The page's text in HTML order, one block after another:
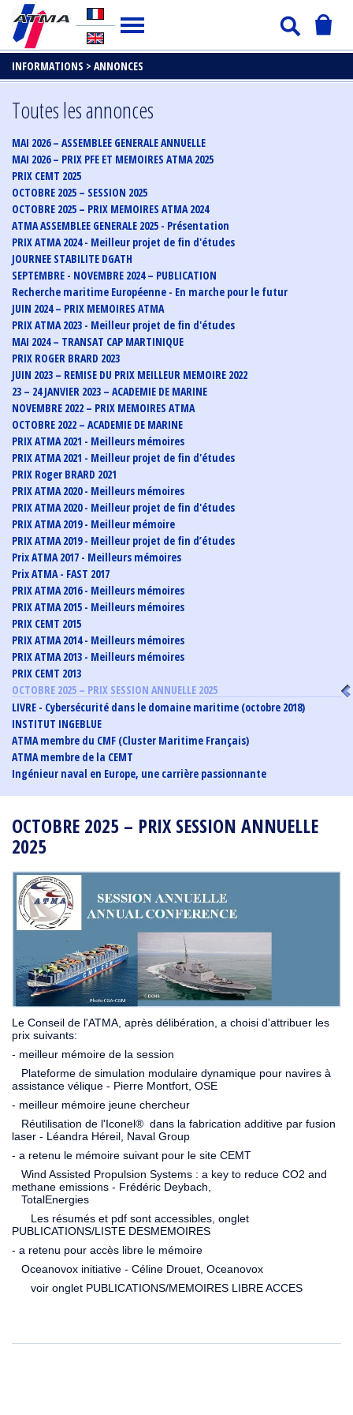
INFORMATIONS > ANNONCES
OCTOBRE 2025 – PRIX SESSION ANNUELLE
2025
Le Conseil de l'ATMA, après délibération, a choisi d'attribuer les
prix suivants:
- meilleur mémoire de la session
Plateforme de simulation modulaire dynamique pour navires à
assistance vélique - Pierre Montfort, OSE
- meilleur mémoire jeune chercheur
Réutilisation de l'Iconel® dans la fabrication additive par fusion
laser - Léandra Héreil, Naval Group
- a retenu le mémoire suivant pour le site CEMT
Wind Assisted Propulsion Systems : a key to reduce CO2 and
methane emissions - Frédéric Deybach,
TotalEnergies
Les résumés et pdf sont accessibles, onglet
PUBLICATIONS/LISTE DESMEMOIRES
- a retenu pour accès libre le mémoire
Oceanovox initiative - Céline Drouet, Oceanovox
voir onglet PUBLICATIONS/MEMOIRES LIBRE ACCES
Toutes les annonces
MAI 2026 – ASSEMBLEE GENERALE ANNUELLE
MAI 2026 – PRIX PFE ET MEMOIRES ATMA 2025
PRIX CEMT 2025
OCTOBRE 2025 – SESSION 2025
OCTOBRE 2025 – PRIX MEMOIRES ATMA 2024
ATMA ASSEMBLEE GENERALE 2025 - Présentation
PRIX ATMA 2024 - Meilleur projet de fin d'études
JOURNEE STABILITE DGATH
SEPTEMBRE - NOVEMBRE 2024 – PUBLICATION
Recherche maritime Européenne - En marche pour le futur
JUIN 2024 – PRIX MEMOIRES ATMA
PRIX ATMA 2023 - Meilleur projet de fin d'études
MAI 2024 – TRANSAT CAP MARTINIQUE
PRIX ROGER BRARD 2023
JUIN 2023 – REMISE DU PRIX MEILLEUR MEMOIRE 2022
23 – 24 JANVIER 2023 – ACADEMIE DE MARINE
NOVEMBRE 2022 – PRIX MEMOIRES ATMA
OCTOBRE 2022 – ACADEMIE DE MARINE
PRIX ATMA 2021 - Meilleurs mémoires
PRIX ATMA 2021 - Meilleur projet de fin d'études
PRIX Roger BRARD 2021
PRIX ATMA 2020 - Meilleurs mémoires
PRIX ATMA 2020 - Meilleur projet de fin d'études
PRIX ATMA 2019 - Meilleur mémoire
PRIX ATMA 2019 - Meilleur projet de fin d’études
Prix ATMA 2017 - Meilleurs mémoires
Prix ATMA - FAST 2017
PRIX ATMA 2016 - Meilleurs mémoires
PRIX ATMA 2015 - Meilleurs mémoires
PRIX CEMT 2015
PRIX ATMA 2014 - Meilleurs mémoires
PRIX ATMA 2013 - Meilleurs mémoires
PRIX CEMT 2013
OCTOBRE 2025 – PRIX SESSION ANNUELLE 2025
LIVRE - Cybersécurité dans le domaine maritime (octobre 2018)
INSTITUT INGEBLUE
ATMA membre du CMF (Cluster Maritime Français)
ATMA membre de la CEMT
Ingénieur naval en Europe, une carrière passionnante